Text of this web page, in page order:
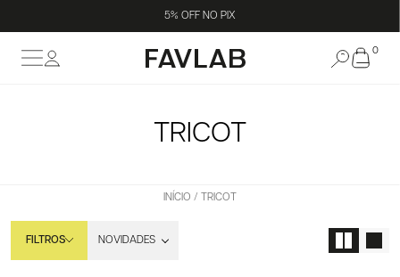
5% OFF NO PIX
0
TRICOT
INÍCIO TRICOT
FILTROS